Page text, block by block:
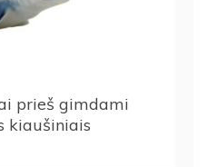
prieš gimdami
kiaušiniais